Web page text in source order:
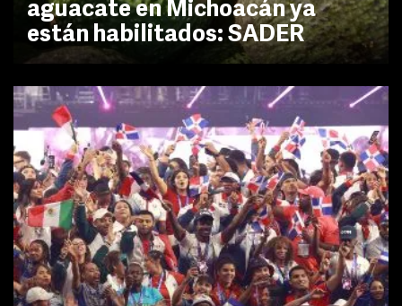
aguacate en Michoacán ya
están habilitados: SADER